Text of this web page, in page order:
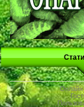
Онлайн